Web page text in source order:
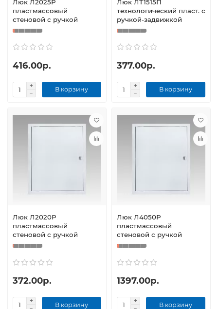
Люк Л2025Р
пластмассовый
стеновой с ручкой
416.00р.
В корзину
Люк ЛТ1515П
технологический пласт. с
ручкой-задвижкой
377.00р.
В корзину
Люк Л2020Р
пластмассовый
стеновой с ручкой
372.00р.
В корзину
Люк Л4050Р
пластмассовый
стеновой с ручкой
1397.00р.
В корзину